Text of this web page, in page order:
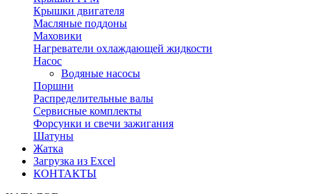
Крышки двигателя
Масляные поддоны
Маховики
Нагреватели охлаждающей жидкости
Насос
Водяные насосы
Поршни
Распределительные валы
Сервисные комплекты
Форсунки и свечи зажигания
Шатуны
Жатка
Загрузка из Excel
КОНТАКТЫ